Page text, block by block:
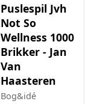
Puslespil Jvh
Not So
Wellness 1000
Brikker - Jan
Van
Haasteren
Bog&idé